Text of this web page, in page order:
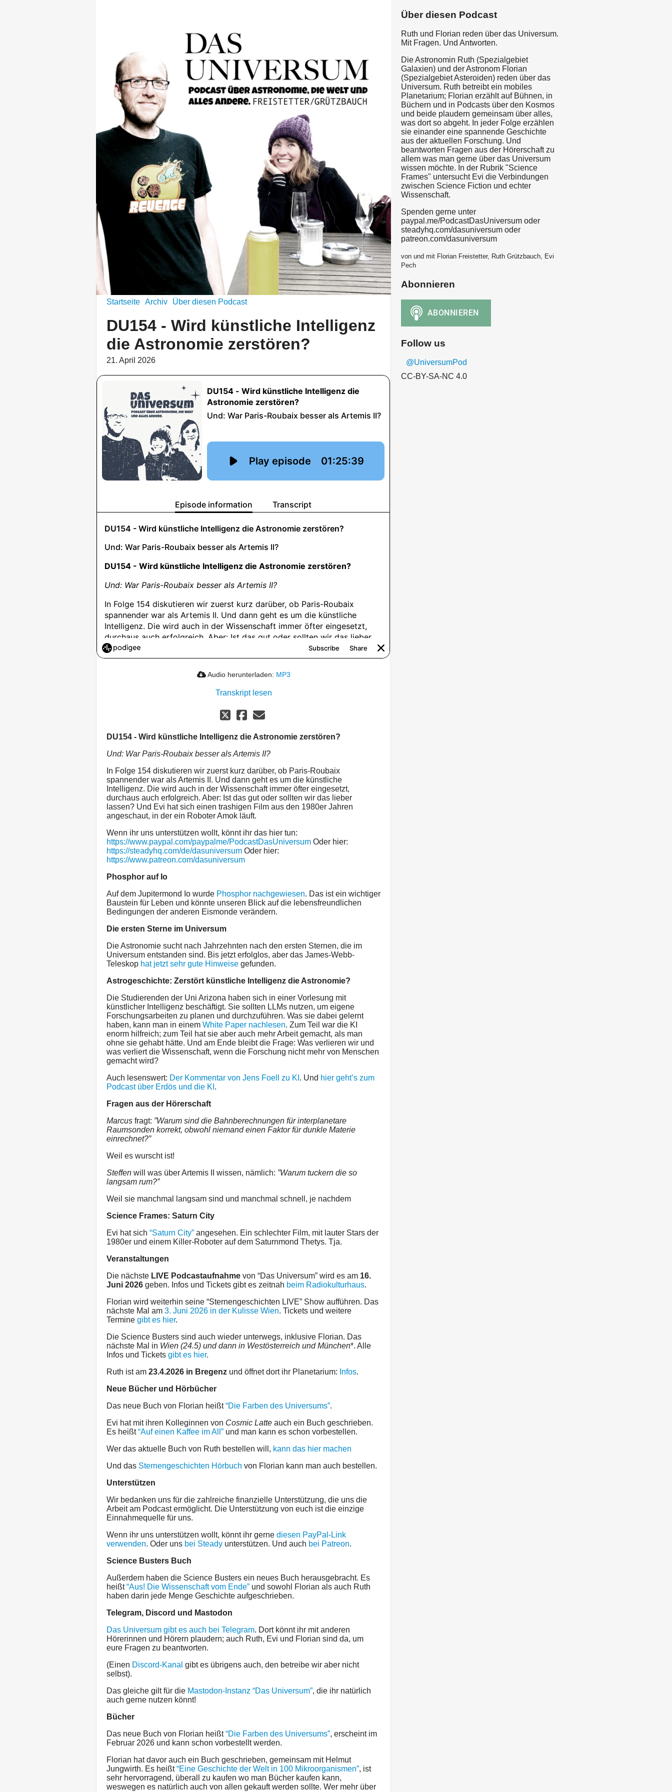
Startseite Archiv Über diesen Podcast
DU154 - Wird künstliche Intelligenz
die Astronomie zerstören?
21. April 2026
Audio herunterladen: MP3
Transkript lesen
DU154 - Wird künstliche Intelligenz die Astronomie zerstören?
Und: War Paris-Roubaix besser als Artemis II?
In Folge 154 diskutieren wir zuerst kurz darüber, ob Paris-Roubaix
spannender war als Artemis II. Und dann geht es um die künstliche
Intelligenz. Die wird auch in der Wissenschaft immer öfter eingesetzt,
durchaus auch erfolgreich. Aber: Ist das gut oder sollten wir das lieber
lassen? Und Evi hat sich einen trashigen Film aus den 1980er Jahren
angeschaut, in der ein Roboter Amok läuft.
Wenn ihr uns unterstützen wollt, könnt ihr das hier tun:
https://www.paypal.com/paypalme/PodcastDasUniversum Oder hier:
https://steadyhq.com/de/dasuniversum Oder hier:
https://www.patreon.com/dasuniversum
Phosphor auf Io
Auf dem Jupitermond Io wurde Phosphor nachgewiesen. Das ist ein wichtiger
Baustein für Leben und könnte unseren Blick auf die lebensfreundlichen
Bedingungen der anderen Eismonde verändern.
Die ersten Sterne im Universum
Die Astronomie sucht nach Jahrzehnten nach den ersten Sternen, die im
Universum entstanden sind. Bis jetzt erfolglos, aber das James-Webb-
Teleskop hat jetzt sehr gute Hinweise gefunden.
Astrogeschichte: Zerstört künstliche Intelligenz die Astronomie?
Die Studierenden der Uni Arizona haben sich in einer Vorlesung mit
künstlicher Intelligenz beschäftigt. Sie sollten LLMs nutzen, um eigene
Forschungsarbeiten zu planen und durchzuführen. Was sie dabei gelernt
haben, kann man in einem White Paper nachlesen. Zum Teil war die KI
enorm hilfreich; zum Teil hat sie aber auch mehr Arbeit gemacht, als man
ohne sie gehabt hätte. Und am Ende bleibt die Frage: Was verlieren wir und
was verliert die Wissenschaft, wenn die Forschung nicht mehr von Menschen
gemacht wird?
Auch lesenswert: Der Kommentar von Jens Foell zu KI . Und hier geht’s zum
Podcast über Erdös und die KI .
Fragen aus der Hörerschaft
Marcus fragt: ”Warum sind die Bahnberechnungen für interplanetare
Raumsonden korrekt, obwohl niemand einen Faktor für dunkle Materie
einrechnet?”
Weil es wurscht ist!
Steffen will was über Artemis II wissen, nämlich: ”Warum tuckern die so
langsam rum?”
Weil sie manchmal langsam sind und manchmal schnell, je nachdem
Science Frames: Saturn City
Evi hat sich “Saturn City” angesehen. Ein schlechter Film, mit lauter Stars der
1980er und einem Killer-Roboter auf dem Saturnmond Thetys. Tja.
Veranstaltungen
Die nächste LIVE Podcastaufnahme von “Das Universum” wird es am 16.
Juni 2026 geben. Infos und Tickets gibt es zeitnah beim Radiokulturhaus.
Florian wird weiterhin seine “Sternengeschichten LIVE” Show aufführen. Das
nächste Mal am 3. Juni 2026 in der Kulisse Wien. Tickets und weitere
Termine gibt es hier.
Die Science Busters sind auch wieder unterwegs, inklusive Florian. Das
nächste Mal in Wien (24.5) und dann in Westösterreich und München*. Alle
Infos und Tickets gibt es hier.
Ruth ist am 23.4.2026 in Bregenz und öffnet dort ihr Planetarium: Infos.
Neue Bücher und Hörbücher
Das neue Buch von Florian heißt“Die Farben des Universums”.
Evi hat mit ihren Kolleginnen von Cosmic Latte auch ein Buch geschrieben.
Es heißt“Auf einen Kaffee im All” und man kann es schon vorbestellen.
Wer das aktuelle Buch von Ruth bestellen will, kann das hier machen
Und das Sternengeschichten Hörbuch von Florian kann man auch bestellen.
Unterstützen
Wir bedanken uns für die zahlreiche finanzielle Unterstützung, die uns die
Arbeit am Podcast ermöglicht. Die Unterstützung von euch ist die einzige
Einnahmequelle für uns.
Wenn ihr uns unterstützen wollt, könnt ihr gerne diesen PayPal-Link
verwenden. Oder uns bei Steady unterstützen. Und auch bei Patreon.
Science Busters Buch
Außerdem haben die Science Busters ein neues Buch herausgebracht. Es
heißt“Aus! Die Wissenschaft vom Ende” und sowohl Florian als auch Ruth
haben darin jede Menge Geschichte aufgeschrieben.
Telegram, Discord und Mastodon
Das Universum gibt es auch bei Telegram. Dort könnt ihr mit anderen
Hörerinnen und Hörern plaudern; auch Ruth, Evi und Florian sind da, um
eure Fragen zu beantworten.
(Einen Discord-Kanal gibt es übrigens auch, den betreibe wir aber nicht
selbst).
Das gleiche gilt für die Mastodon-Instanz “Das Universum”, die ihr natürlich
auch gerne nutzen könnt!
Bücher
Das neue Buch von Florian heißt“Die Farben des Universums”, erscheint im
Februar 2026 und kann schon vorbestellt werden.
Florian hat davor auch ein Buch geschrieben, gemeinsam mit Helmut
Jungwirth. Es heißt“Eine Geschichte der Welt in 100 Mikroorganismen”, ist
sehr hervorragend, überall zu kaufen wo man Bücher kaufen kann,
weswegen es natürlich auch von allen gekauft werden sollte. Wer mehr über
Über diesen Podcast
Ruth und Florian reden über das Universum.
Mit Fragen. Und Antworten.
Die Astronomin Ruth (Spezialgebiet
Galaxien) und der Astronom Florian
(Spezialgebiet Asteroiden) reden über das
Universum. Ruth betreibt ein mobiles
Planetarium; Florian erzählt auf Bühnen, in
Büchern und in Podcasts über den Kosmos
und beide plaudern gemeinsam über alles,
was dort so abgeht. In jeder Folge erzählen
sie einander eine spannende Geschichte
aus der aktuellen Forschung. Und
beantworten Fragen aus der Hörerschaft zu
allem was man gerne über das Universum
wissen möchte. In der Rubrik "Science
Frames" untersucht Evi die Verbindungen
zwischen Science Fiction und echter
Wissenschaft.
Spenden gerne unter
paypal.me/PodcastDasUniversum oder
steadyhq.com/dasuniversum oder
patreon.com/dasuniversum
von und mit Florian Freistetter, Ruth Grützbauch, Evi
Pech
Abonnieren
Follow us
@UniversumPod
CC-BY-SA-NC 4.0